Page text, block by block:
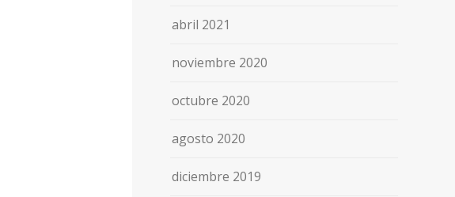
abril 2021
noviembre 2020
octubre 2020
agosto 2020
diciembre 2019